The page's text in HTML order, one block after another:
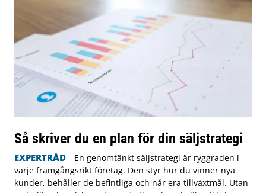
Så skriver du en plan för din säljstrategi
EXPERTRÅD
En genomtänkt säljstrategi är ryggraden i
varje framgångsrikt företag. Den styr hur du vinner nya
kunder, behåller de befintliga och når era tillväxtmål. Utan